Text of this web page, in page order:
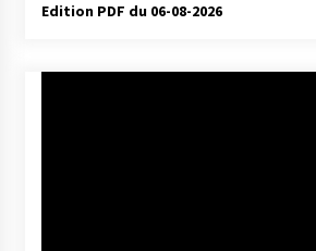
Edition PDF du 06-08-2026